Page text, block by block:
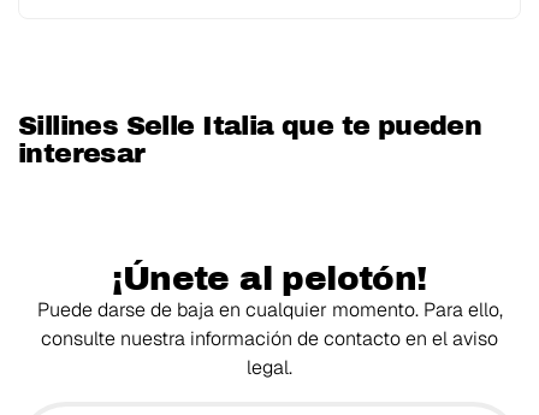
Sillines Selle Italia que te pueden
interesar
¡Únete al pelotón!
Puede darse de baja en cualquier momento. Para ello,
consulte nuestra información de contacto en el aviso
legal.